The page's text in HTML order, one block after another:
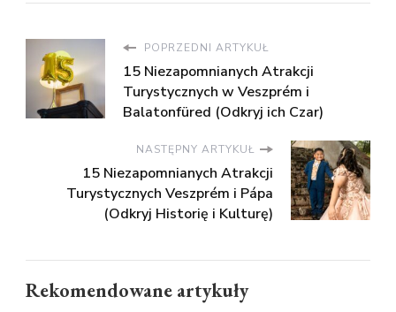
POPRZEDNI ARTYKUŁ
15 Niezapomnianych Atrakcji
Turystycznych w Veszprém i
Balatonfüred (Odkryj ich Czar)
NASTĘPNY ARTYKUŁ
15 Niezapomnianych Atrakcji
Turystycznych Veszprém i Pápa
(Odkryj Historię i Kulturę)
Rekomendowane artykuły